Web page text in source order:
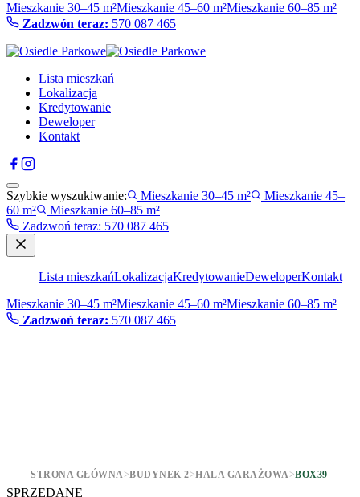
Mieszkanie 30–45 m²Mieszkanie 45–60 m²Mieszkanie 60–85 m²
Zadzwón teraz: 570 087 465
Lista mieszkań
Lokalizacja
Kredytowanie
Deweloper
Kontakt
Szybkie wyszukiwanie: Mieszkanie 30–45 m²
Mieszkanie 45–
60 m²
Mieszkanie 60–85 m²
Zadzwoń teraz: 570 087 465
Lista mieszkańLokalizacjaKredytowanieDeweloperKontakt
Mieszkanie 30–45 m²Mieszkanie 45–60 m²Mieszkanie 60–85 m²
Zadzwoń teraz: 570 087 465
STRONA GŁÓWNA>BUDYNEK 2>HALA GARAŻOWA>BOX39
SPRZEDANE